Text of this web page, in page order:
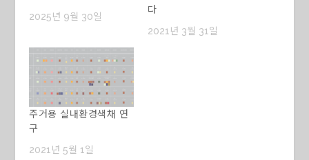
2025년 9월 30일
다
2021년 3월 31일
주거용 실내환경색채 연
구
2021년 5월 1일